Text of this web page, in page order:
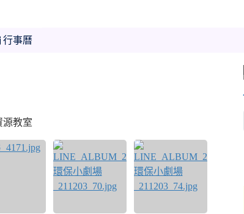
行事曆
源教室